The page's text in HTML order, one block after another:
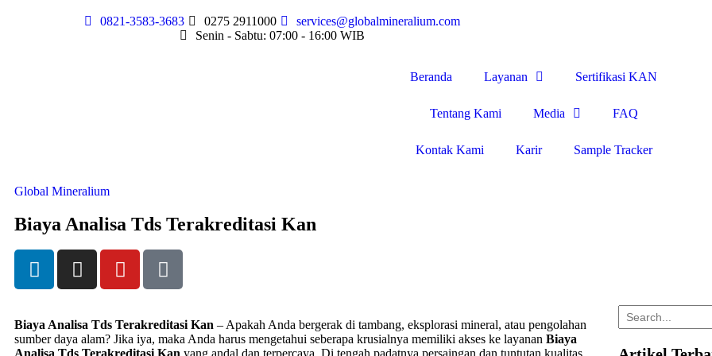
0821-3583-3683 0275 2911000
services@globalmineralium.com
Senin - Sabtu: 07:00 - 16:00 WIB
Beranda Layanan Sertifikasi KAN
Tentang Kami Media FAQ
Kontak Kami Karir Sample Tracker
Global Mineralium
Biaya Analisa Tds Terakreditasi Kan
Biaya Analisa Tds Terakreditasi Kan – Apakah Anda bergerak di tambang, eksplorasi mineral, atau pengolahan
sumber daya alam? Jika iya, maka Anda harus mengetahui seberapa krusialnya memiliki akses ke layanan Biaya
Analisa Tds Terakreditasi Kan yang andal dan terpercaya. Di tengah padatnya persaingan dan tuntutan kualitas